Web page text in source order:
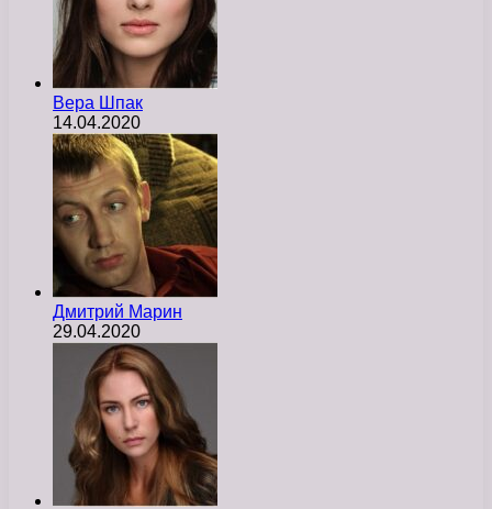
Вера Шпак
14.04.2020
Дмитрий Марин
29.04.2020